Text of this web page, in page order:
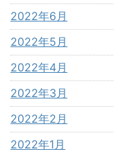
2022年6月
2022年5月
2022年4月
2022年3月
2022年2月
2022年1月